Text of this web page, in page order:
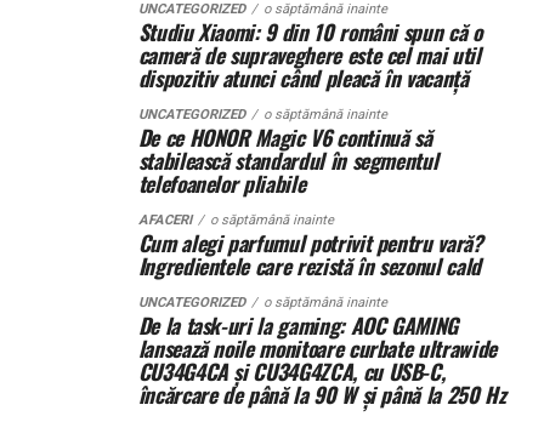
Când intervine uzucapiunea
Posesorul nu rămâne fără apărare. Uneori, chiar câștigă.
Uzucapiunea permite dobândirea proprietății prin
posesie îndelungată, dacă sunt îndeplinite anumite
condiții: posesie continuă, publică, pașnică și sub nume
Aici apar conflictele cele mai sensibile.
Scenariu: teren „lucrat” de ani de zile
La marginea unui oraș în expansiune, un teren agricol a
fost folosit constant de un mic antreprenor local. L-a
Conectică:priză 220 V monofazic, priză
380 V trifazic, priză încărcare auto electric
Climatizare:aer condiționat integrat pentru
menținerea bateriilor la temperatură optimă
roți tip off-road pentru deplasare
pe teren accidentat
Configurația conectică a fost dimensionată conform cerințelor
beneficiarului. La cerere, modelul poate fi extins cu prize
suplimentare, sisteme de iluminat exterior, monitorizare la
UNCATEGORIZED o săptămână inainte
Studiu Xiaomi: 9 din 10 români spun că o
cameră de supraveghere este cel mai util
dispozitiv atunci când pleacă în vacanță
UNCATEGORIZED o săptămână inainte
De ce HONOR Magic V6 continuă să
stabilească standardul în segmentul
telefoanelor pliabile
AFACERI o săptămână inainte
Cum alegi parfumul potrivit pentru vară?
Ingredientele care rezistă în sezonul cald
UNCATEGORIZED o săptămână inainte
De la task-uri la gaming: AOC GAMING
lansează noile monitoare curbate ultrawide
CU34G4CA și CU34G4ZCA, cu USB-C,
încărcare de până la 90 W și până la 250 Hz